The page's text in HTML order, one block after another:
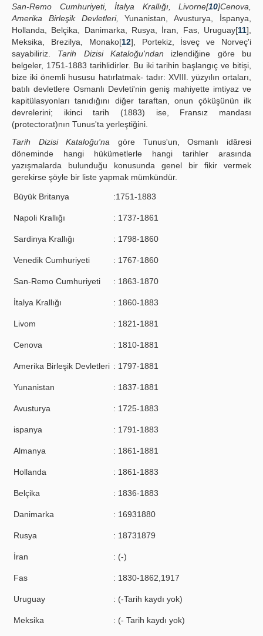
San-Remo Cumhuriyeti, İtalya Krallığı, Livorne[10]Cenova,
Amerika Birleşik Devletleri,
Yunanistan, Avusturya, İspanya,
Hollanda, Belçika, Danimarka, Rusya, İran, Fas, Uruguay[11],
Meksika, Brezilya, Monako[12], Portekiz, İsveç ve Norveç'i
sayabiliriz. Tarih Dizisi Kataloğu'ndan izlendiğine göre bu
belgeler, 1751-1883 tarihlidirler. Bu iki tarihin başlangıç ve bitişi,
bize iki önemli hususu hatırlatmak- tadır: XVIII. yüzyılın ortaları,
batılı devletlere Osmanlı Devleti'nin geniş mahiyette imtiyaz ve
kapitülasyonları tanıdığını diğer taraftan, onun çöküşünün ilk
devrelerini; ikinci tarih (1883) ise, Fransız mandası
(protectorat)nın Tunus'ta yerleştiğini.
Tarih Dizisi Kataloğu'na göre Tunus'un, Osmanlı idâresi
döneminde hangi hükümetlerle hangi tarihler arasında
yazışmalarda bulunduğu konusunda genel bir fikir vermek
gerekirse şöyle bir liste yapmak mümkündür.
Büyük Britanya :1751-1883
Napoli Krallığı : 1737-1861
Sardinya Krallığı : 1798-1860
Venedik Cumhuriyeti : 1767-1860
San-Remo Cumhuriyeti : 1863-1870
İtalya Krallığı : 1860-1883
Livom : 1821-1881
Cenova : 1810-1881
Amerika Birleşik Devletleri : 1797-1881
Yunanistan : 1837-1881
Avusturya : 1725-1883
ispanya : 1791-1883
Almanya : 1861-1881
Hollanda : 1861-1883
Belçika : 1836-1883
Danimarka : 16931880
Rusya : 18731879
İran : (-)
Fas : 1830-1862,1917
Uruguay : (-Tarih kaydı yok)
Meksika : (- Tarih kaydı yok)